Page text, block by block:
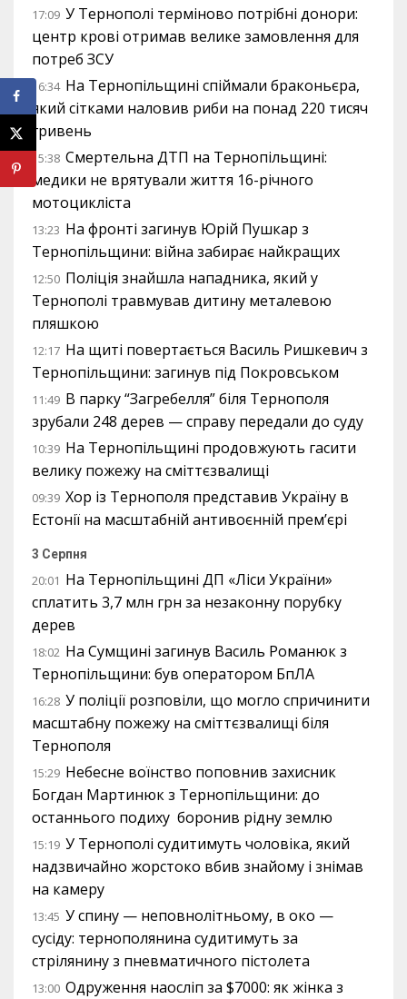
17:09 У Тернополі терміново потрібні донори:
центр крові отримав велике замовлення для
потреб ЗСУ
16:34 На Тернопільщині спіймали браконьєра,
який сітками наловив риби на понад 220 тисяч
гривень
15:38 Смертельна ДТП на Тернопільщині:
медики не врятували життя 16-річного
мотоцикліста
13:23 На фронті загинув Юрій Пушкар з
Тернопільщини: війна забирає найкращих
12:50 Поліція знайшла нападника, який у
Тернополі травмував дитину металевою
пляшкою
12:17 На щиті повертається Василь Ришкевич з
Тернопільщини: загинув під Покровськом
11:49 В парку “Загребелля” біля Тернополя
зрубали 248 дерев — справу передали до суду
10:39 На Тернопільщині продовжують гасити
велику пожежу на сміттєзвалищі
09:39 Хор із Тернополя представив Україну в
Естонії на масштабній антивоєнній прем’єрі
3 Серпня
20:01 На Тернопільщині ДП «Ліси України»
сплатить 3,7 млн грн за незаконну порубку
дерев
18:02 На Сумщині загинув Василь Романюк з
Тернопільщини: був оператором БпЛА
16:28 У поліції розповіли, що могло спричинити
масштабну пожежу на сміттєзвалищі біля
Тернополя
15:29 Небесне воїнство поповнив захисник
Богдан Мартинюк з Тернопільщини: до
останнього подиху боронив рідну землю
15:19 У Тернополі судитимуть чоловіка, який
надзвичайно жорстоко вбив знайому і знімав
на камеру
13:45 У спину — неповнолітньому, в око —
сусіду: тернополянина судитимуть за
стрілянину з пневматичного пістолета
13:00 Одруження наосліп за $7000: як жінка з